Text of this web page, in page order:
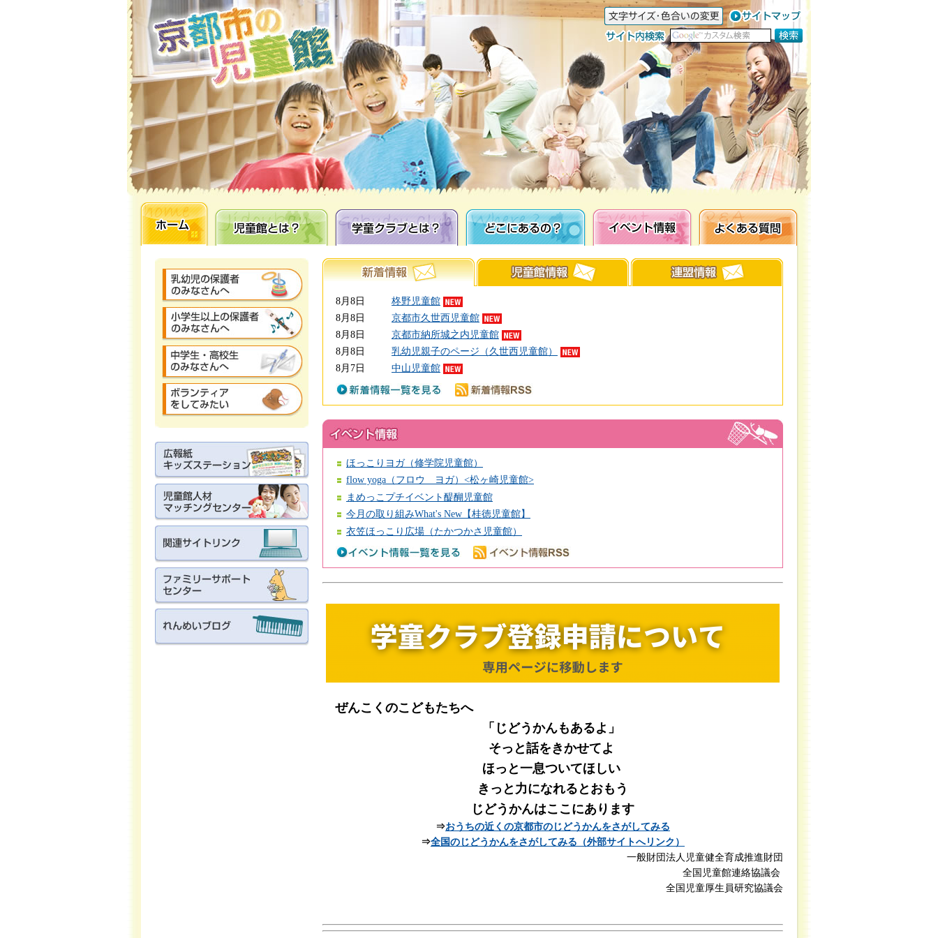
ホーム 児童館とは？ 学童クラブとは？ どこにあるの？ イベント情報 よくある質問
新着情報 児童館情報 連盟情報
8月8日
柊野児童館
8月8日
京都市久世西児童館
8月8日
京都市納所城之内児童館
8月8日
乳幼児親子のページ（久世西児童館）
8月7日
中山児童館
ほっこりヨガ（修学院児童館）
flow yoga（フロウ ヨガ）<松ヶ崎児童館>
まめっこプチイベント醍醐児童館
今月の取り組みWhat's New【桂徳児童館】
衣笠ほっこり広場（たかつかさ児童館）
ぜんこくのこどもたちへ
「じどうかんもあるよ」
そっと話をきかせてよ
ほっと一息ついてほしい
きっと力になれるとおもう
じどうかんはここにあります
⇒おうちの近くの京都市のじどうかんをさがしてみる
⇒全国のじどうかんをさがしてみる（外部サイトへリンク）
一般財団法人児童健全育成推進財団
全国児童館連絡協議会
全国児童厚生員研究協議会